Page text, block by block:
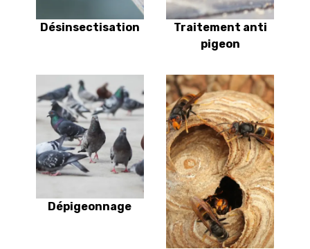
Désinsectisation
Traitement anti
pigeon
Dépigeonnage